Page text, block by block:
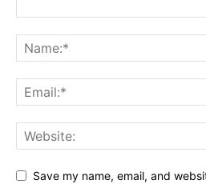
Save my name, email, and